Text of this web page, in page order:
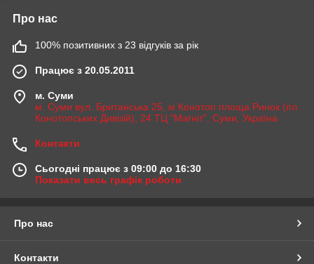
Про нас
100% позитивних з 23 відгуків за рік
Працює з 20.05.2011
м. Суми
м. Суми вул. Британська 25, м Конотоп площа Ринок (пл.
Конотопських Дивізій), 24 ТЦ "Магніт", Суми, Україна
Контакти
Сьогодні працює з 09:00 до 16:30
Показати весь графік роботи
Про нас
Контакти